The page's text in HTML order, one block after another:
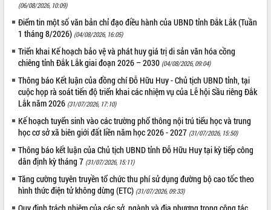
Kỳ họp thứ Hai, Hội đồng nhân dân
tỉnh khóa XI quyết nghị nhiều nội dung
quan trọng
Bí thư Tỉnh ủy Lương Nguyễn Minh
Triết thăm, tặng quà người có công với
Rà soát, hoàn thiện hệ thống thiết chế
văn hóa, thể thao đáp ứng yêu cầu
Thường trực HĐND tỉnh Đắk Lắk gặp
mặt Đoàn chuyên gia y tế TP. Hồ Chí
Minh
Lễ truy điệu và an táng hài cốt liệt sĩ
tại Nghĩa trang Liệt sĩ xã Sơn Hòa
Bàn giải pháp tháo gỡ khó khăn trong
xuất khẩu sầu riêng và triển khai quy
LIÊN KẾT WEB
THỐNG KÊ TRUY CẬP
Hôm nay: 34426
Tất cả:
66079749
(06/08/2026, 10:09)
Điểm tin một số văn bản chỉ đạo điều hành của UBND tỉnh Đắk Lắk (Tuần
1 tháng 8/2026) (04/08/2026, 16:05)
Triển khai Kế hoạch bảo vệ và phát huy giá trị di sản văn hóa cồng
chiêng tỉnh Đắk Lắk giai đoạn 2026 – 2030 (04/08/2026, 09:04)
Thông báo Kết luận của đồng chí Đỗ Hữu Huy - Chủ tịch UBND tỉnh, tại
cuộc họp rà soát tiến độ triển khai các nhiệm vụ của Lễ hội Sầu riêng Đắk
Lắk năm 2026 (31/07/2026, 17:10)
Kế hoạch tuyển sinh vào các trường phổ thông nội trú tiểu học và trung
học cơ sở xã biên giới đất liền năm học 2026 - 2027 (31/07/2026, 15:50)
Thông báo kết luận của Chủ tịch UBND tỉnh Đỗ Hữu Huy tại kỳ tiếp công
dân định kỳ tháng 7 (31/07/2026, 15:11)
Tăng cường tuyên truyền tổ chức thu phí sử dụng đường bộ cao tốc theo
hình thức điện tử không dừng (ETC) (31/07/2026, 09:33)